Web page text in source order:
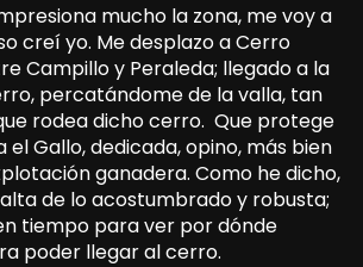
mucho la zona, me voy a
creí yo. Me desplazo a Cerro
Campillo y Peraleda; llegado a la
percatándome de la valla, tan
rodea dicho cerro. Que protege
el Gallo, dedicada, opino, más bien
ganadera. Como he dicho,
de lo acostumbrado y robusta;
tiempo para ver por dónde
poder llegar al cerro.